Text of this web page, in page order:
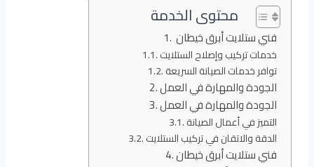
محتوى الخدمة
فني ستلايت أبرق خيطان
خدمات تركيب وإصلاح الستلايت
توافر خدمات الصيانة السريعة
الجودة والمهارة في العمل
الجودة والمهارة في العمل
التميز في أعمال الصيانة
الدقة والاتقان في تركيب الستلايت
فني ستلايت أبرق خيطان